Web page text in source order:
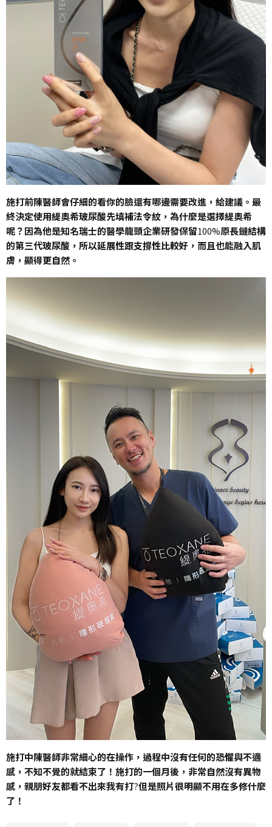
施打前陳醫師會仔細的看你的臉還有哪邊需要改進，給建議。最
終決定使用緹奧希玻尿酸先填補法令紋，為什麼是選擇緹奧希
呢？因為他是知名瑞士的醫學龍頭企業研發保留100%原長鏈結構
的第三代玻尿酸，所以延展性跟支撐性比較好，而且也能融入肌
膚，顯得更自然。
施打中陳醫師非常細心的在操作，過程中沒有任何的恐懼與不適
感，不知不覺的就結束了！施打的一個月後，非常自然沒有異物
感，親朋好友都看不出來我有打?但是照片很明顯不用在多修什麼
了！